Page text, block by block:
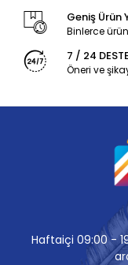
Geniş Ürün
Binlerce
7 / 24
Öneri ve
Haftaiçi 09:00 -